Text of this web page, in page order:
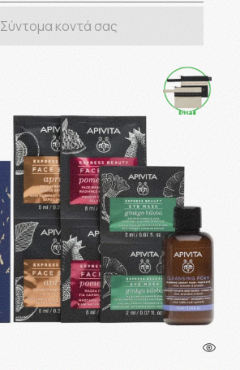
Σύντομα κοντά σας